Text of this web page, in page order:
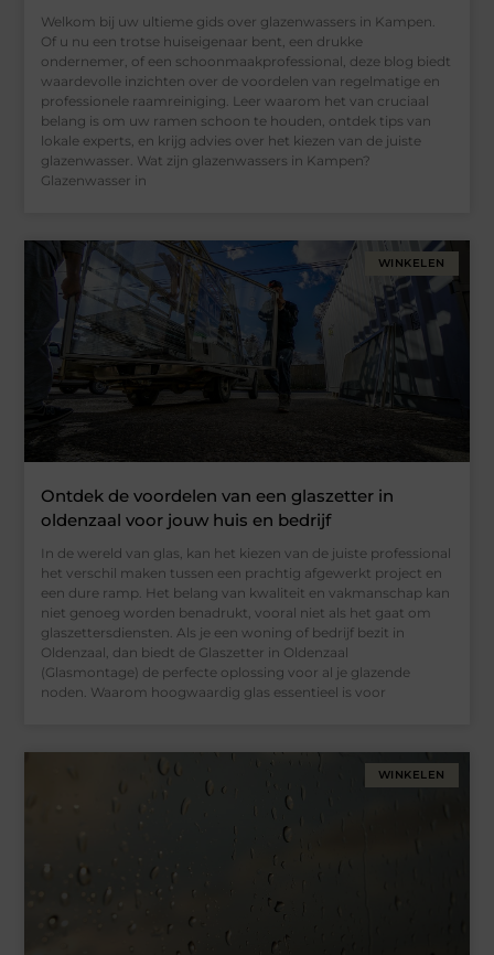
Welkom bij uw ultieme gids over glazenwassers in Kampen.
Of u nu een trotse huiseigenaar bent, een drukke
ondernemer, of een schoonmaakprofessional, deze blog biedt
waardevolle inzichten over de voordelen van regelmatige en
professionele raamreiniging. Leer waarom het van cruciaal
belang is om uw ramen schoon te houden, ontdek tips van
lokale experts, en krijg advies over het kiezen van de juiste
glazenwasser. Wat zijn glazenwassers in Kampen?
Glazenwasser in
WINKELEN
Ontdek de voordelen van een glaszetter in
oldenzaal voor jouw huis en bedrijf
In de wereld van glas, kan het kiezen van de juiste professional
het verschil maken tussen een prachtig afgewerkt project en
een dure ramp. Het belang van kwaliteit en vakmanschap kan
niet genoeg worden benadrukt, vooral niet als het gaat om
glaszettersdiensten. Als je een woning of bedrijf bezit in
Oldenzaal, dan biedt de Glaszetter in Oldenzaal
(Glasmontage) de perfecte oplossing voor al je glazende
noden. Waarom hoogwaardig glas essentieel is voor
WINKELEN